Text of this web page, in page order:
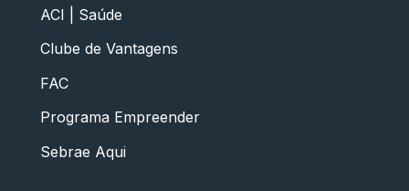
ACI | Saúde
Clube de Vantagens
FAC
Programa Empreender
Sebrae Aqui